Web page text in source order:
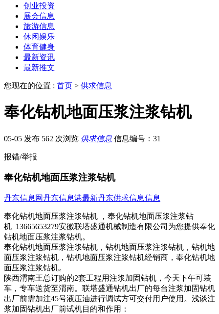
创业投资
展会信息
旅游信息
休闲娱乐
体育健身
最新资讯
最新推文
您现在的位置 : 首页 > 供求信息
奉化钻机地面压浆注浆钻机
05-05 发布 562 次浏览 供求信息 信息编号：31
报错/举报
奉化钻机地面压浆注浆钻机
丹东信息网丹东信息港最新丹东供求信息信息
奉化钻机地面压浆注浆钻机 ，奉化钻机地面压浆注浆钻
机 13665653279安徽联塔盛通机械制造有限公司为您提供奉化
钻机地面压浆注浆钻机。
奉化钻机地面压浆注浆钻机，钻机地面压浆注浆钻机，钻机地
面压浆注浆钻机，钻机地面压浆注浆钻机经销商，奉化钻机地
面压浆注浆钻机。
陕西渭南王总订购的2套工程用注浆加固钻机，今天下午可装
车，专车送货至渭南。联塔盛通钻机出厂的每台注浆加固钻机
出厂前需加注45号液压油进行调试方可交付用户使用。浅谈注
浆加固钻机出厂前试机目的和作用：